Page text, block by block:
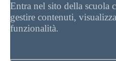
Entra nel sito della scuola
gestire contenuti,
funzionalità.